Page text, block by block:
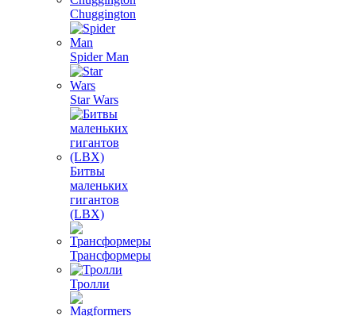
Chuggington
Spider Man
Star Wars
Битвы
маленьких
гигантов
(LBX)
Трансформеры
Тролли